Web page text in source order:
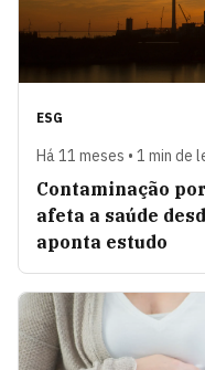
ESG
Há 11 meses • 1 min de
Contaminação
afeta a saúde
aponta estudo